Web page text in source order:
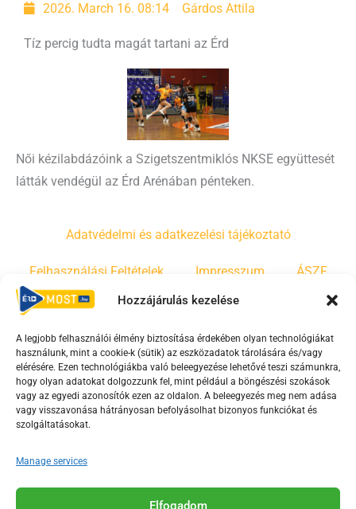
Hozzájárulás kezelése
A legjobb felhasználói élmény biztosítása érdekében olyan technológiákat
használunk, mint a cookie-k (sütik) az eszközadatok tárolására és/vagy
elérésére. Ezen technológiákba való beleegyezése lehetővé teszi számunkra,
hogy olyan adatokat dolgozzunk fel, mint például a böngészési szokások
vagy az egyedi azonosítók ezen az oldalon. A beleegyezés meg nem adása
vagy visszavonása hátrányosan befolyásolhat bizonyos funkciókat és
szolgáltatásokat.
Manage services
Elfogadom
2026. March 16. 08:14 Gárdos Attila
Tíz percig tudta magát tartani az Érd
Női kézilabdázóink a Szigetszentmiklós NKSE együttesét
látták vendégül az Érd Arénában pénteken.
Adatvédelmi és adatkezelési tájékoztató
Felhasználási Feltételek Impresszum ÁSZF
Irányelvek Moderálási szabályzat
F
a
c
e
o
o
Y
o
u
t
b
e
T
i
k
Az Érd Média médiaszolgáltatási tevékenységét a